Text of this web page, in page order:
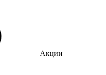
Акции